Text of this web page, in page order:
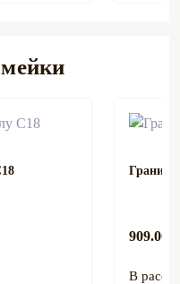
909.00
В